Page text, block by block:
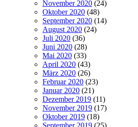
November 2020 (24)
Oktober 2020 (48)
September 2020 (14)
August 2020 (24)
Juli 2020 (36)
Juni 2020 (28)
Mai 2020 (33)
April 2020 (43)
März 2020 (26)
Februar 2020 (23)
Januar 2020 (21)
Dezember 2019 (11)
November 2019 (17)
Oktober 2019 (18)
September 2019 (25)